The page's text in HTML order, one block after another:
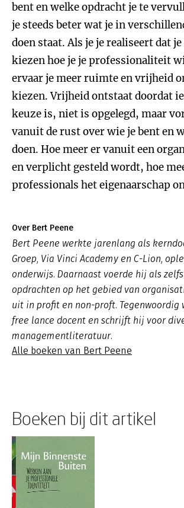
bent en welke opdracht je te
je steeds beter wat je in
doen staat. Als je je realiseert dat
kiezen hoe je je professionaliteit
ervaar je meer ruimte en vrijheid
kiezen. Vrijheid ontstaat doordat
keuze is, niet is opgelegd, maar
vanuit de rust over wie je bent en
doen. Hoe meer er vanuit een
en verplicht gesteld wordt, hoe
professionals het eigenaarschap
Over Bert Peene
Bert Peene werkte jarenlang als
Groep, Via Vinci Academy en C-Lion,
onderwijs. Daarnaast voerde hij als
opdrachten op het gebied van
uit in profit en non-proft. Tegenwoordig
free lance docent en schrijft hij voor
managementliteratuur.
Alle boeken van Bert Peene
Boeken bij dit artikel